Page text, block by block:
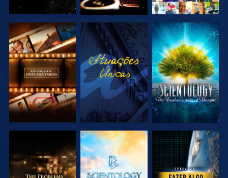
EXPLORAR A
SÉRIE
VER
EXPLORAR A
SÉRIE
EXPLORAR A
SÉRIE
EXPLORAR A
SÉRIE
VER